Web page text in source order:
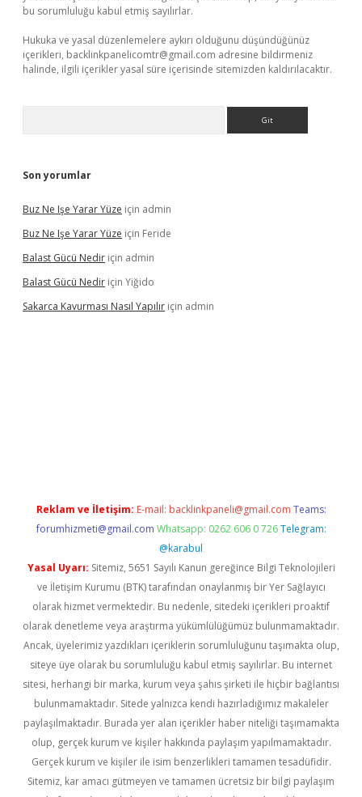
bu sorumluluğu kabul etmiş sayılırlar.
Hukuka ve yasal düzenlemelere aykırı olduğunu düşündüğünüz
içerikleri, backlinkpanelicomtr@gmail.com adresine bildirmeniz
halinde, ilgili içerikler yasal süre içerisinde sitemizden kaldırılacaktır.
Son yorumlar
Buz Ne Işe Yarar Yüze için admin
Buz Ne Işe Yarar Yüze için Feride
Balast Gücü Nedir için admin
Balast Gücü Nedir için Yiğido
Sakarca Kavurması Nasıl Yapılır için admin
Reklam ve İletişim: E-mail: backlinkpaneli@gmail.com Teams:
forumhizmeti@gmail.com Whatsapp: 0262 606 0 726 Telegram:
@karabul
Yasal Uyarı: Sitemiz, 5651 Sayılı Kanun gereğince Bilgi Teknolojileri
ve İletişim Kurumu (BTK) tarafından onaylanmış bir Yer Sağlayıcı
olarak hizmet vermektedir. Bu nedenle, sitedeki içerikleri proaktif
olarak denetleme veya araştırma yükümlülüğümüz bulunmamaktadır.
Ancak, üyelerimiz yazdıkları içeriklerin sorumluluğunu taşımakta olup,
siteye üye olarak bu sorumluluğu kabul etmiş sayılırlar. Bu internet
sitesi, herhangi bir marka, kurum veya şahıs şirketi ile hiçbir bağlantısı
bulunmamaktadır. Sitede yalnızca kendi hazırladığımız makaleler
paylaşılmaktadır. Burada yer alan içerikler haber niteliği taşımamakta
olup, gerçek kurum ve kişiler hakkında paylaşım yapılmamaktadır.
Gerçek kurum ve kişiler ile isim benzerlikleri tamamen tesadüfidir.
Sitemiz, kar amacı gütmeyen ve tamamen ücretsiz bir bilgi paylaşım